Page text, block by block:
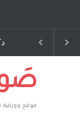
دكريات كتب
يقهر
موقع وورقية